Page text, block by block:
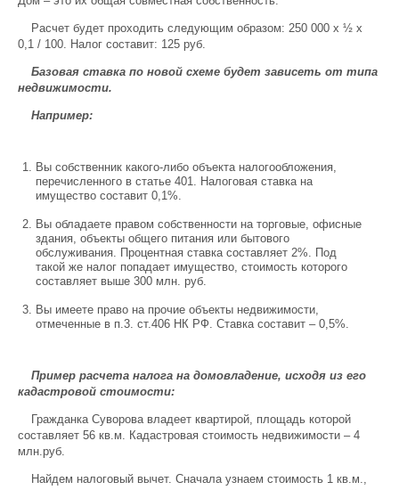
Расчет будет проходить следующим образом: 250 000 х ½ х
0,1 / 100. Налог составит: 125 руб.
Базовая ставка по новой схеме будет зависеть от типа
недвижимости.
Например:
Вы собственник какого-либо объекта налогообложения,
перечисленного в статье 401. Налоговая ставка на
имущество составит 0,1%.
Вы обладаете правом собственности на торговые, офисные
здания, объекты общего питания или бытового
обслуживания. Процентная ставка составляет 2%. Под
такой же налог попадает имущество, стоимость которого
составляет выше 300 млн. руб.
Вы имеете право на прочие объекты недвижимости,
отмеченные в п.3. ст.406 НК РФ. Ставка составит – 0,5%.
Пример расчета налога на домовладение, исходя из его
кадастровой стоимости:
Гражданка Суворова владеет квартирой, площадь которой
составляет 56 кв.м. Кадастровая стоимость недвижимости – 4
млн.руб.
Найдем налоговый вычет. Сначала узнаем стоимость 1 кв.м.,